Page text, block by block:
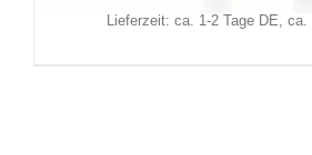
Lieferzeit: ca. 1-2 Tage DE, ca.